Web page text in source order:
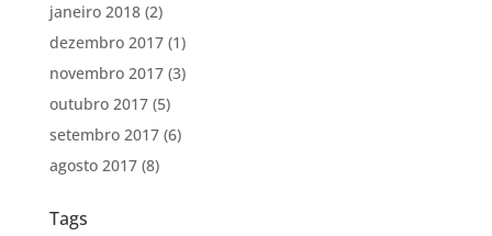
janeiro 2018(2)
dezembro 2017(1)
novembro 2017(3)
outubro 2017(5)
setembro 2017(6)
agosto 2017(8)
Tags